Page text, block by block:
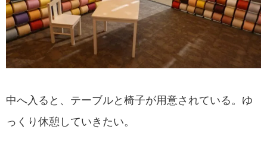
中へ入ると、テーブルと椅子が用意されている。ゆ
っくり休憩していきたい。